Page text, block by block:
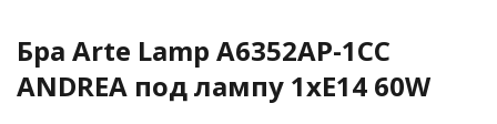
Бра Arte Lamp A6352AP-1CC
ANDREA под лампу 1xE14 60W